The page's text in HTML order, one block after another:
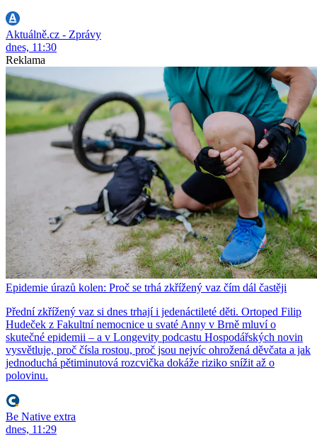
Aktuálně.cz - Zprávy
dnes, 11:30
Reklama
Epidemie úrazů kolen: Proč se trhá zkřížený vaz čím dál častěji
Přední zkřížený vaz si dnes trhají i jedenáctileté děti. Ortoped Filip
Hudeček z Fakultní nemocnice u svaté Anny v Brně mluví o
skutečné epidemii – a v Longevity podcastu Hospodářských novin
vysvětluje, proč čísla rostou, proč jsou nejvíc ohrožená děvčata a jak
jednoduchá pětiminutová rozcvička dokáže riziko snížit až o
polovinu.
Be Native extra
dnes, 11:29